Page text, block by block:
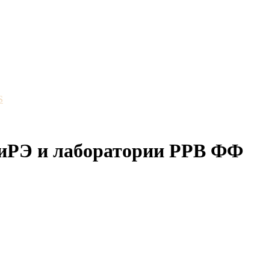
и лаборатории РРВ ФФ